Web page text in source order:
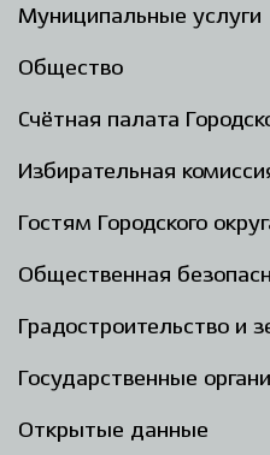
Муниципальные услуги
Общество
Счётная палата
Избирательная
Гостям Городского
Общественная
Градостроительство и
Государственные
Открытые данные